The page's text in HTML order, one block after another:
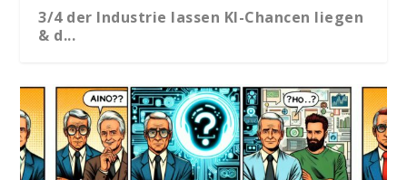
3/4 der Industrie lassen KI-Chancen liegen
& d...